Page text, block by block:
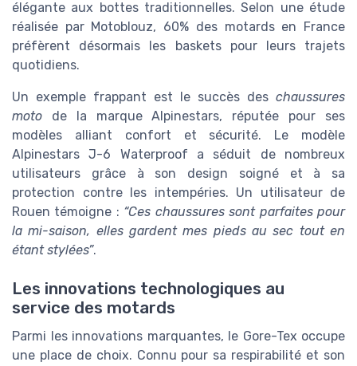
élégante aux bottes traditionnelles. Selon une étude
réalisée par Motoblouz, 60% des motards en France
préfèrent désormais les baskets pour leurs trajets
quotidiens.
Un exemple frappant est le succès des chaussures
moto de la marque Alpinestars, réputée pour ses
modèles alliant confort et sécurité. Le modèle
Alpinestars J-6 Waterproof a séduit de nombreux
utilisateurs grâce à son design soigné et à sa
protection contre les intempéries. Un utilisateur de
Rouen témoigne : “Ces chaussures sont parfaites pour
la mi-saison, elles gardent mes pieds au sec tout en
étant stylées”.
Les innovations technologiques au
service des motards
Parmi les innovations marquantes, le Gore-Tex occupe
une place de choix. Connu pour sa respirabilité et son